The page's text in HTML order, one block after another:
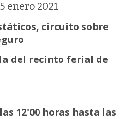
5 enero 2021
circuito sobre
del recinto ferial de
12'00 horas hasta las